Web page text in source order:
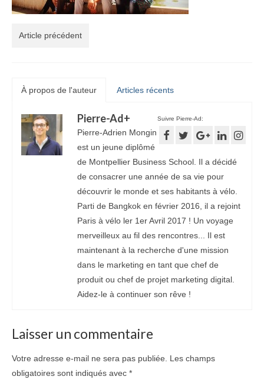
Article précédent
À propos de l'auteur Articles récents
Suivre Pierre-Ad:
Pierre-Ad+
Pierre-Adrien Mongin
est un jeune diplômé
de Montpellier Business School. Il a décidé
de consacrer une année de sa vie pour
découvrir le monde et ses habitants à vélo.
Parti de Bangkok en février 2016, il a rejoint
Paris à vélo ler 1er Avril 2017 ! Un voyage
merveilleux au fil des rencontres... Il est
maintenant à la recherche d'une mission
dans le marketing en tant que chef de
produit ou chef de projet marketing digital.
Aidez-le à continuer son rêve !
Laisser un commentaire
Votre adresse e-mail ne sera pas publiée.
Les champs
obligatoires sont indiqués avec *